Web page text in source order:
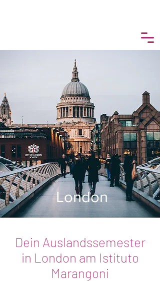
London
Dein Auslandssemester
in London am Istituto
Marangoni